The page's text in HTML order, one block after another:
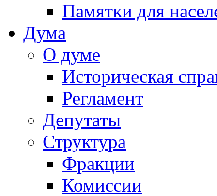
Памятки для
Дума
О думе
Историческая
Регламент
Депутаты
Структура
Фракции
Комиссии